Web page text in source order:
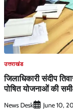
उत्तराखंड
जिलाधिकारी संदीप
पोषित योजनाओं की
News Desk June 10,